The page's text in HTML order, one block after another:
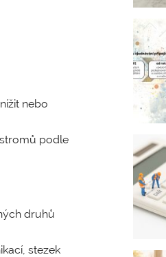
nebo
podle
druhů
stezek